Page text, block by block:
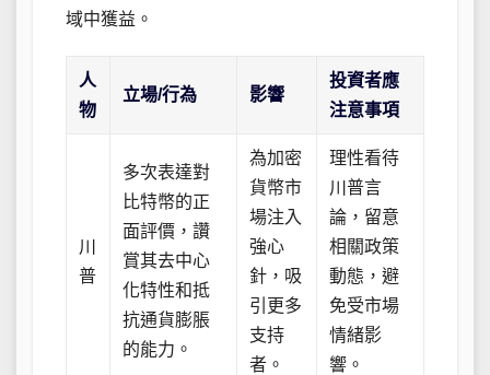
域中獲益。
人
物
立場/行為 影響
投資者應
注意事項
川
普
多次表達對
比特幣的正
面評價，讚
賞其去中心
化特性和抵
抗通貨膨脹
的能力。
為加密
貨幣市
場注入
強心
針，吸
引更多
支持
者。
理性看待
川普言
論，留意
相關政策
動態，避
免受市場
情緒影
響。